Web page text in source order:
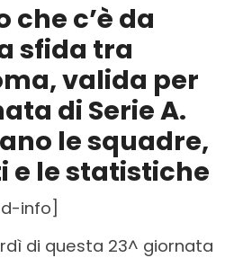
c’è da
sfida tra
valida per
di Serie A.
le squadre,
e le statistiche
info]
di questa 23^ giornata